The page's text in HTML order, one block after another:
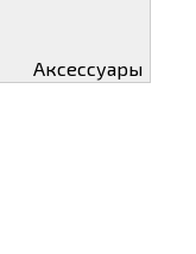
Аксессуары